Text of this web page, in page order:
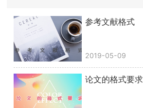
参考文献格式
2019-05-09
论文的格式要求